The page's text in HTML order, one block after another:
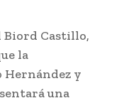
Biord Castillo,
la
Hernández y
una